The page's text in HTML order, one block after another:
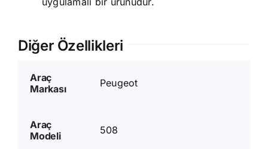
Diğer Özellikleri
Araç
Markası
Peugeot
Araç
Modeli
508